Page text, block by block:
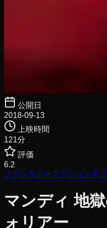
公開日
2018-09-13
上映時間
121分
評価
6.2
ファンタジーアクションホ
マンディ 地
ォリアー